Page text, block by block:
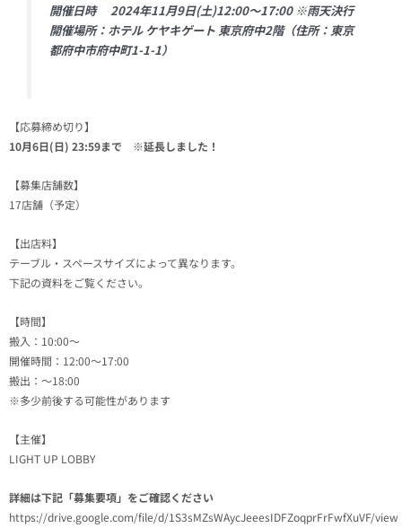
開催日時 2024年11月9日(土)12:00～17:00 ※雨天決行
開催場所：ホテル ケヤキゲート 東京府中2階（住所：東京
都府中市府中町1-1-1）
【応募締め切り】
10月6日(日) 23:59まで ※延長しました！
【募集店舗数】
17店舗（予定）
【出店料】
テーブル・スペースサイズによって異なります。
下記の資料をご覧ください。
【時間】
搬入：10:00〜
開催時間：12:00〜17:00
搬出：〜18:00
※多少前後する可能性があります
【主催】
LIGHT UP LOBBY
詳細は下記「募集要項」をご確認ください
https://drive.google.com/file/d/1S3sMZsWAycJeeesIDFZoqprFrFwfXuVF/view